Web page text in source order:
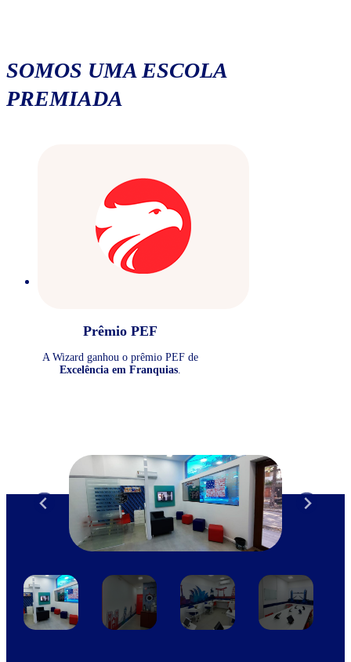
SOMOS UMA ESCOLA
PREMIADA
Prêmio PEF
A Wizard ganhou o prêmio PEF de
Excelência em Franquias.